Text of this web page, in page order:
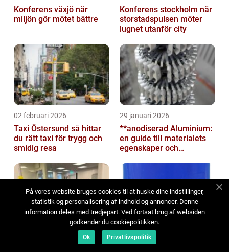
Konferens växjö när
miljön gör mötet bättre
Konferens stockholm när
storstadspulsen möter
lugnet utanför city
02 februari 2026
Taxi Östersund så hittar
du rätt taxi för trygg och
smidig resa
29 januari 2026
**anodiserad Aluminium:
en guide till materialets
egenskaper och
15 januari 2026
På vores website bruges cookies til at huske dine indstillinger,
statistik og personalisering af indhold og annoncer. Denne
information deles med tredjepart. Ved fortsat brug af websiden
godkender du cookiepolitikken.
Ok Privatlivspolitik